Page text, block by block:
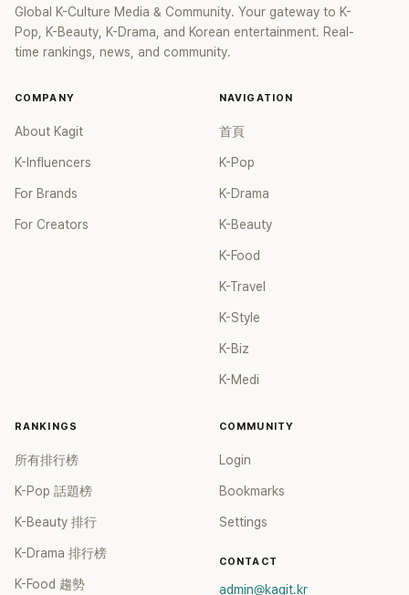
Global K-Culture Media & Community. Your gateway to K-
Pop, K-Beauty, K-Drama, and Korean entertainment. Real-
time rankings, news, and community.
COMPANY
About Kagit
K-Influencers
For Brands
For Creators
NAVIGATION
首頁
K-Pop
K-Drama
K-Beauty
K-Food
K-Travel
K-Style
K-Biz
K-Medi
RANKINGS
所有排行榜
K-Pop 話題榜
K-Beauty 排行
K-Drama 排行榜
K-Food 趨勢
COMMUNITY
Login
Bookmarks
Settings
CONTACT
admin@kagit.kr